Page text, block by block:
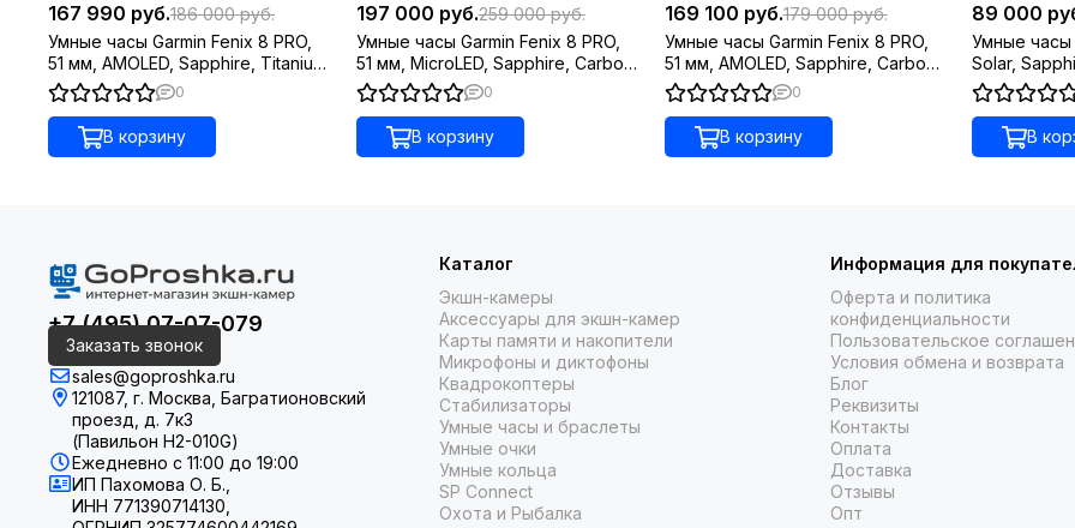
военными стандартами на температурное и ударное воздействие, а также
Сенсорный экран и кнопки
Надежный кнопочный интерфейс, работающий в любых условиях окружающей среды, сочетается с
функциям.
вашему образу жизни.
167 990 руб.186 000 руб.
Умные часы Garmin Fenix 8 PRO,
51 мм, AMOLED, Sapphire, Titanium
with Graphite/Black Silicone Band
0
В корзину
197 000 руб.259 000 руб.
Умные часы Garmin Fenix 8 PRO,
51 мм, MicroLED, Sapphire, Carbon
Gray DLC Titanium with
Black/Pebble Gray Silicone Band
0
В корзину
169 100 руб.179 000 руб.
Умные часы Garmin Fenix 8 PRO,
51 мм, AMOLED, Sapphire, Carbon
Gray DLC Titanium with
Black/Pebble Gray Silicone Band
0
В корзину
89 000
Умные часы
Solar,
угольно-
и черным
В
+7 (495) 07-07-079
Заказать звонок
sales@goproshka.ru
121087, г. Москва, Багратионовский
проезд, д. 7к3
(Павильон H2-010G)
Ежедневно с 11:00 до 19:00
ИП Пахомова О. Б.,
ИНН 771390714130,
Каталог
Экшн-камеры
Аксессуары для экшн-камер
Карты памяти и накопители
Микрофоны и диктофоны
Квадрокоптеры
Стабилизаторы
Умные часы и браслеты
Умные очки
Умные кольца
SP Connect
Охота и Рыбалка
Информация для
Оферта и политика
конфиденциальности
Пользовательское
Условия обмена и возврата
Блог
Реквизиты
Контакты
Оплата
Доставка
Отзывы
Опт